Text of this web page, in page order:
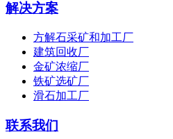
解决方案
方解石采矿和加工厂
建筑回收厂
金矿浓缩厂
铁矿选矿厂
滑石加工厂
联系我们